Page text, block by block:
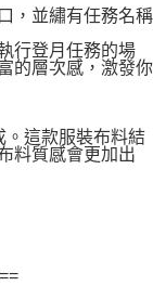
，並繡有任務名稱
行登月任務的場
的層次感，激發你
。這款服裝布料結
料質感會更加出